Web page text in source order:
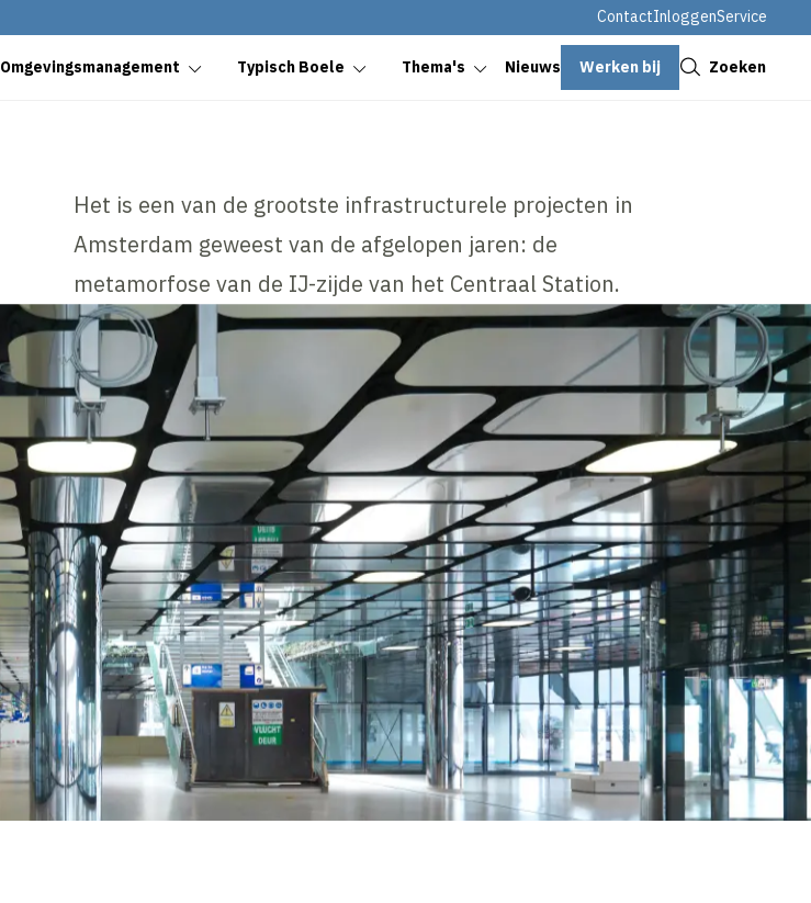
ContactInloggenService
Omgevingsmanagement Typisch Boele Thema's Nieuws Werken bij Zoeken
Het is een van de grootste infrastructurele projecten in
Amsterdam geweest van de afgelopen jaren: de
metamorfose van de IJ-zijde van het Centraal Station.
Sluiten